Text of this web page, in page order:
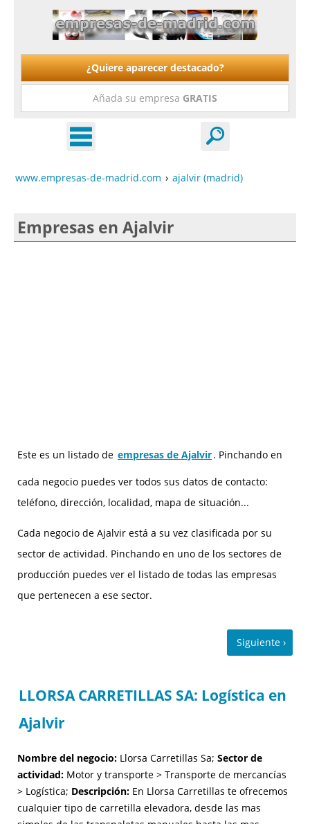
¿Quiere aparecer destacado?
Añada su empresa GRATIS
www.empresas-de-madrid.com › ajalvir (madrid)
Empresas en Ajalvir
Este es un listado de empresas de Ajalvir. Pinchando en
cada negocio puedes ver todos sus datos de contacto:
teléfono, dirección, localidad, mapa de situación...
Cada negocio de Ajalvir está a su vez clasificada por su
sector de actividad. Pinchando en uno de los sectores de
producción puedes ver el listado de todas las empresas
que pertenecen a ese sector.
LLORSA CARRETILLAS SA: Logística en
Ajalvir
Nombre del negocio: Llorsa Carretillas Sa; Sector de
actividad: Motor y transporte > Transporte de mercancías
> Logística; Descripción: En Llorsa Carretillas te ofrecemos
cualquier tipo de carretilla elevadora, desde las mas